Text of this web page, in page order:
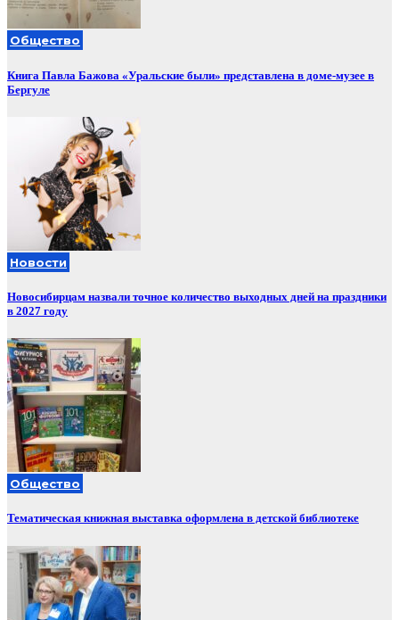
Общество
Книга Павла Бажова «Уральские были» представлена в доме-музее в
Бергуле
Новости
Новосибирцам назвали точное количество выходных дней на праздники
в 2027 году
Общество
Тематическая книжная выставка оформлена в детской библиотеке